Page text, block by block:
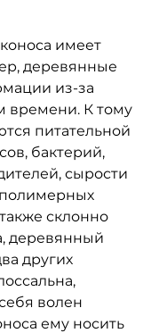
имеет
деревянные
из-за
времени. К тому
питательной
бактерий,
сырости
полимерных
склонно
деревянный
других
волен
ему носить